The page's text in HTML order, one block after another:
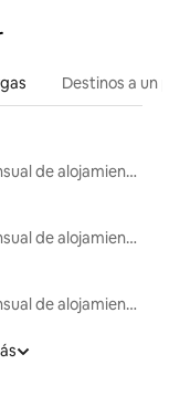
Destinos a un
Renta mensual de alojamientos
Renta mensual de alojamientos
Renta mensual de alojamientos